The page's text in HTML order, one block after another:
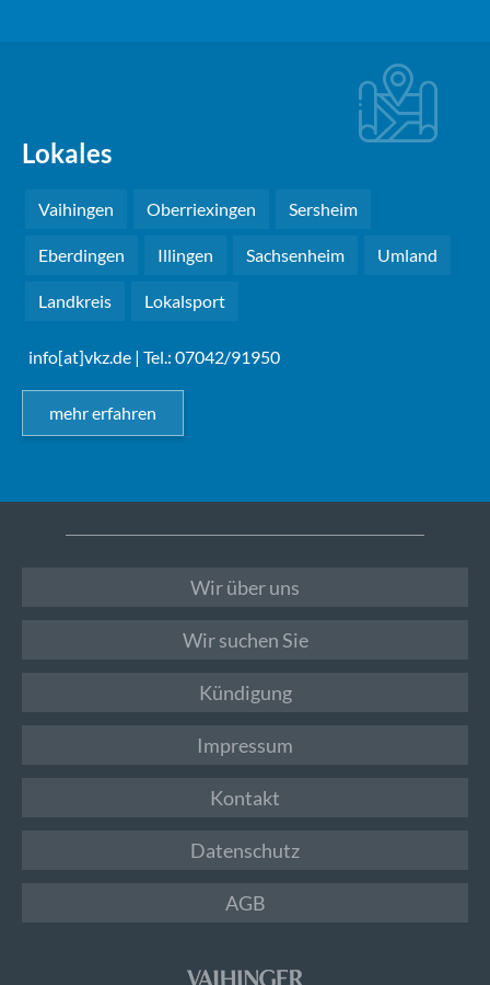
Lokales
Vaihingen Oberriexingen Sersheim
Eberdingen Illingen Sachsenheim Umland
Landkreis Lokalsport
info[at]vkz.de | Tel.: 07042/91950
mehr erfahren
Wir über uns
Wir suchen Sie
Kündigung
Impressum
Kontakt
Datenschutz
AGB